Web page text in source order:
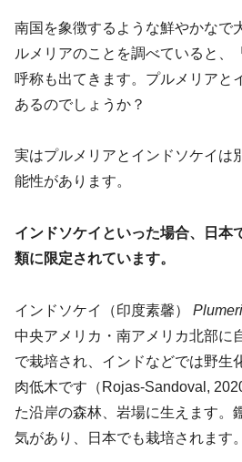
南国を象徴するような鮮やかなで
ルメリアのことを調べていると、
呼称も出てきます。プルメリアと
あるのでしょうか？
実はプルメリアとインドソケイは
能性があります。
インドソケイといった場合、日本
類に限定されています。
インドソケイ（印度素馨）
中央アメリカ・南アメリカ北部に
で栽培され、インドなどでは野生
肉低木です（Rojas-Sandoval,
た沿岸の森林、岩場に生えます。
気があり、日本でも栽培されます。